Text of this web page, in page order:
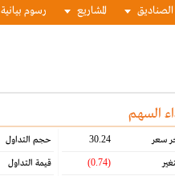
الصناديق المشاريع رسوم بيانية
السهم
سعر 30.24
(0.74)
حجم التداول
قيمة التداول